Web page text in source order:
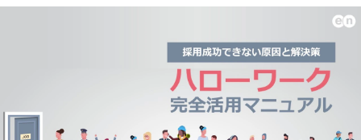
お役立ち資料